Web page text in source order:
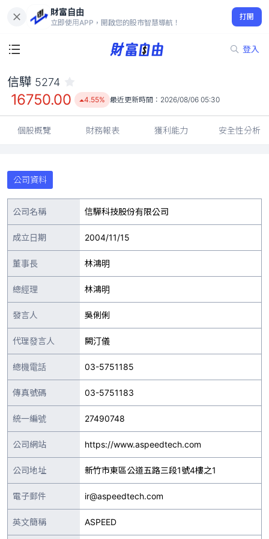
財富自由
立即使用APP，開啟您的股市智慧導航！
打開
登入
16750.00
4.55%
信驊 5274
16750.00 4.55% 最近更新時間： 2026/08/06 05:30
個股概覽 財務報表 獲利能力 安全性分析
公司資料
公司名稱 信驊科技股份有限公司
成立日期 2004/11/15
董事長 林鴻明
總經理 林鴻明
發言人 吳俐俐
代理發言人 闕汀儀
總機電話 03-5751185
傳真號碼 03-5751183
統一編號 27490748
公司網站 https://www.aspeedtech.com
公司地址 新竹市東區公道五路三段1號4樓之1
電子郵件 ir@aspeedtech.com
英文簡稱 ASPEED